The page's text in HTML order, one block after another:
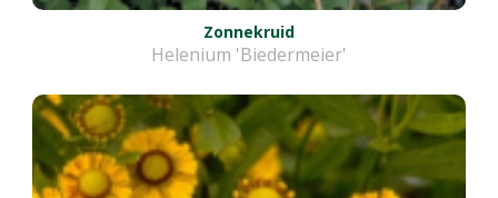
Zonnekruid
Helenium 'Biedermeier'